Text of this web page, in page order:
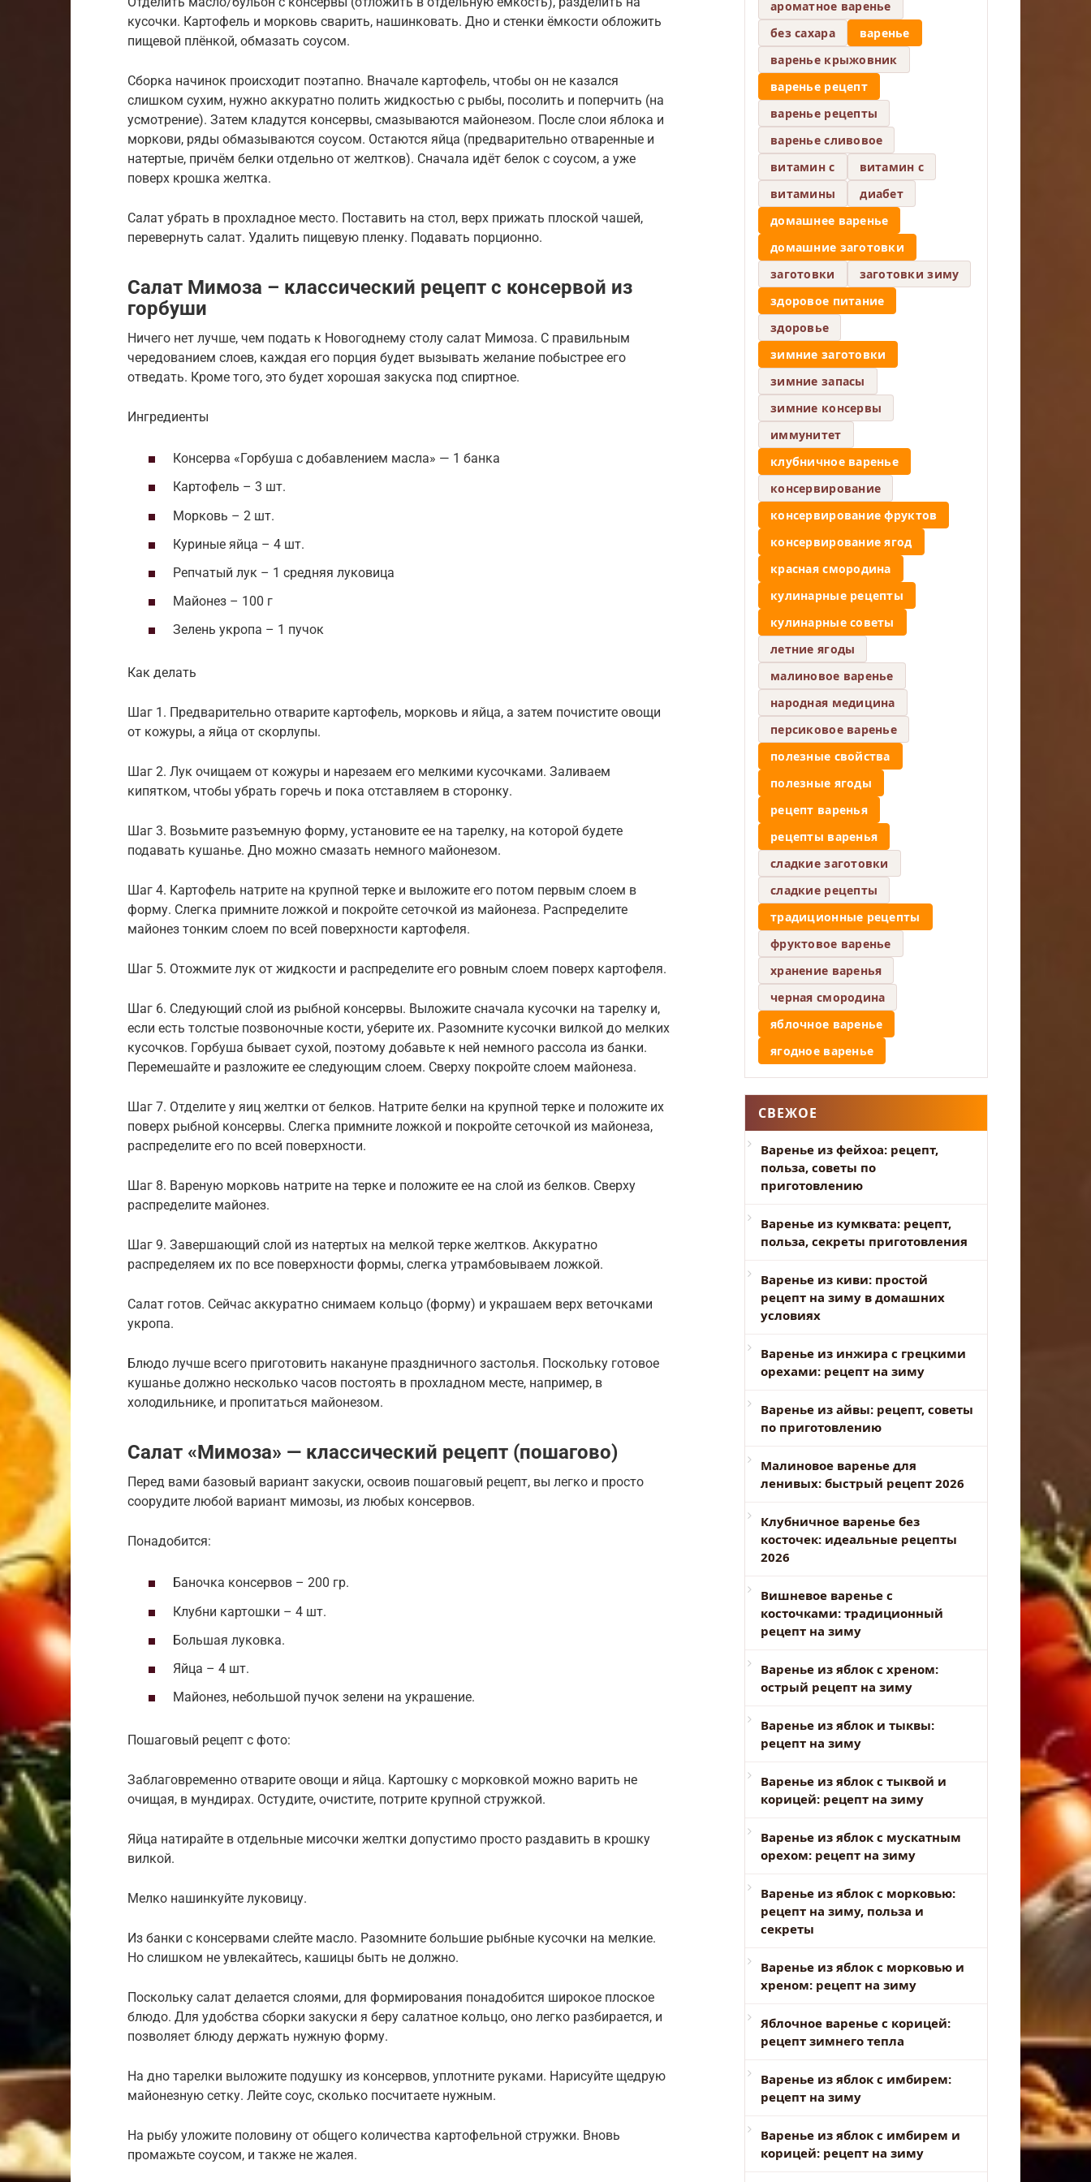
кусочки. Картофель и морковь сварить, нашинковать. Дно и стенки ёмкости обложить
пищевой плёнкой, обмазать соусом.
Сборка начинок происходит поэтапно. Вначале картофель, чтобы он не казался
слишком сухим, нужно аккуратно полить жидкостью с рыбы, посолить и поперчить (на
усмотрение). Затем кладутся консервы, смазываются майонезом. После слои яблока и
моркови, ряды обмазываются соусом. Остаются яйца (предварительно отваренные и
натертые, причём белки отдельно от желтков). Сначала идёт белок с соусом, а уже
поверх крошка желтка.
Салат убрать в прохладное место. Поставить на стол, верх прижать плоской чашей,
перевернуть салат. Удалить пищевую пленку. Подавать порционно.
Салат Мимоза – классический рецепт с консервой из
горбуши
Ничего нет лучше, чем подать к Новогоднему столу салат Мимоза. С правильным
чередованием слоев, каждая его порция будет вызывать желание побыстрее его
отведать. Кроме того, это будет хорошая закуска под спиртное.
Ингредиенты
Консерва «Горбуша с добавлением масла» — 1 банка
Картофель – 3 шт.
Морковь – 2 шт.
Куриные яйца – 4 шт.
Репчатый лук – 1 средняя луковица
Майонез – 100 г
Зелень укропа – 1 пучок
Как делать
Шаг 1. Предварительно отварите картофель, морковь и яйца, а затем почистите овощи
от кожуры, а яйца от скорлупы.
Шаг 2. Лук очищаем от кожуры и нарезаем его мелкими кусочками. Заливаем
кипятком, чтобы убрать горечь и пока отставляем в сторонку.
Шаг 3. Возьмите разъемную форму, установите ее на тарелку, на которой будете
подавать кушанье. Дно можно смазать немного майонезом.
Шаг 4. Картофель натрите на крупной терке и выложите его потом первым слоем в
форму. Слегка примните ложкой и покройте сеточкой из майонеза. Распределите
майонез тонким слоем по всей поверхности картофеля.
Шаг 5. Отожмите лук от жидкости и распределите его ровным слоем поверх картофеля.
Шаг 6. Следующий слой из рыбной консервы. Выложите сначала кусочки на тарелку и,
если есть толстые позвоночные кости, уберите их. Разомните кусочки вилкой до мелких
кусочков. Горбуша бывает сухой, поэтому добавьте к ней немного рассола из банки.
Перемешайте и разложите ее следующим слоем. Сверху покройте слоем майонеза.
Шаг 7. Отделите у яиц желтки от белков. Натрите белки на крупной терке и положите их
поверх рыбной консервы. Слегка примните ложкой и покройте сеточкой из майонеза,
распределите его по всей поверхности.
Шаг 8. Вареную морковь натрите на терке и положите ее на слой из белков. Сверху
распределите майонез.
Шаг 9. Завершающий слой из натертых на мелкой терке желтков. Аккуратно
распределяем их по все поверхности формы, слегка утрамбовываем ложкой.
Салат готов. Сейчас аккуратно снимаем кольцо (форму) и украшаем верх веточками
укропа.
Блюдо лучше всего приготовить накануне праздничного застолья. Поскольку готовое
кушанье должно несколько часов постоять в прохладном месте, например, в
холодильнике, и пропитаться майонезом.
Салат «Мимоза» — классический рецепт (пошагово)
Перед вами базовый вариант закуски, освоив пошаговый рецепт, вы легко и просто
соорудите любой вариант мимозы, из любых консервов.
Понадобится:
Баночка консервов – 200 гр.
Клубни картошки – 4 шт.
Большая луковка.
Яйца – 4 шт.
Майонез, небольшой пучок зелени на украшение.
Пошаговый рецепт с фото:
Заблаговременно отварите овощи и яйца. Картошку с морковкой можно варить не
очищая, в мундирах. Остудите, очистите, потрите крупной стружкой.
Яйца натирайте в отдельные мисочки желтки допустимо просто раздавить в крошку
вилкой.
Мелко нашинкуйте луковицу.
Из банки с консервами слейте масло. Разомните большие рыбные кусочки на мелкие.
Но слишком не увлекайтесь, кашицы быть не должно.
Поскольку салат делается слоями, для формирования понадобится широкое плоское
блюдо. Для удобства сборки закуски я беру салатное кольцо, оно легко разбирается, и
позволяет блюду держать нужную форму.
На дно тарелки выложите подушку из консервов, уплотните руками. Нарисуйте щедрую
майонезную сетку. Лейте соус, сколько посчитаете нужным.
На рыбу уложите половину от общего количества картофельной стружки. Вновь
промажьте соусом, и также не жалея.
ароматное варенье
без сахара
варенье
варенье крыжовник
варенье рецепт
варенье рецепты
варенье сливовое
витамин c
витамин с
витамины
диабет
домашнее варенье
домашние заготовки
заготовки
заготовки зиму
здоровое питание
здоровье
зимние заготовки
зимние запасы
зимние консервы
иммунитет
клубничное варенье
консервирование
консервирование фруктов
консервирование ягод
красная смородина
кулинарные рецепты
кулинарные советы
летние ягоды
малиновое варенье
народная медицина
персиковое варенье
полезные свойства
полезные ягоды
рецепт варенья
рецепты варенья
сладкие заготовки
сладкие рецепты
традиционные рецепты
фруктовое варенье
хранение варенья
черная смородина
яблочное варенье
ягодное варенье
СВЕЖОЕ
Варенье из фейхоа: рецепт,
польза, советы по
приготовлению
Варенье из кумквата: рецепт,
польза, секреты приготовления
Варенье из киви: простой
рецепт на зиму в домашних
условиях
Варенье из инжира с грецкими
орехами: рецепт на зиму
Варенье из айвы: рецепт, советы
по приготовлению
Малиновое варенье для
ленивых: быстрый рецепт 2026
Клубничное варенье без
косточек: идеальные рецепты
2026
Вишневое варенье с
косточками: традиционный
рецепт на зиму
Варенье из яблок с хреном:
острый рецепт на зиму
Варенье из яблок и тыквы:
рецепт на зиму
Варенье из яблок с тыквой и
корицей: рецепт на зиму
Варенье из яблок с мускатным
орехом: рецепт на зиму
Варенье из яблок с морковью:
рецепт на зиму, польза и
секреты
Варенье из яблок с морковью и
хреном: рецепт на зиму
Яблочное варенье с корицей:
рецепт зимнего тепла
Варенье из яблок с имбирем:
рецепт на зиму
Варенье из яблок с имбирем и
корицей: рецепт на зиму